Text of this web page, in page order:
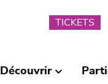
TICKETS
Découvrir